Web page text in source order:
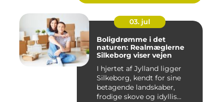
03. jul
Boligdrømme i det
naturen: Realmæglerne
Silkeborg viser vejen
I hjertet af Jylland ligger
Silkeborg, kendt for sine
betagende landskaber,
frodige skove og idyllis...